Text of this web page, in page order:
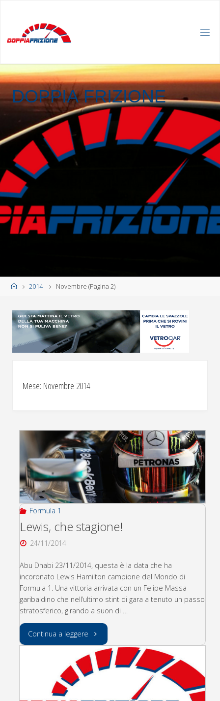
DOPPIA FRIZIONE
Home2014 Novembre (Pagina 2)
Mese: Novembre 2014
Formula 1
Lewis, che stagione!
24/11/2014
Abu Dhabi 23/11/2014, questa è la data che ha
incoronato Lewis Hamilton campione del Mondo di
Formula 1. Una vittoria arrivata con un Felipe Massa
garibaldino che nell’ultimo stint di gara a tenuto un passo
stratosferico, girando a suon di …
Continua a leggere "Lewis,
che
stagione!"